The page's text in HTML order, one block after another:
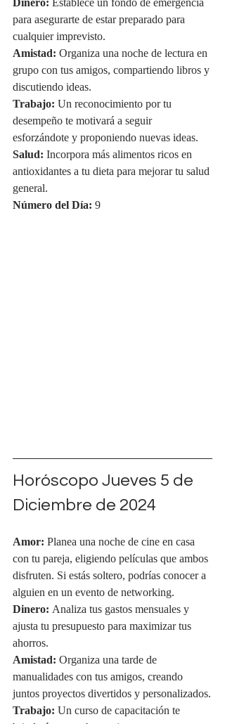
para asegurarte de estar preparado para
cualquier imprevisto.
Amistad: Organiza una noche de lectura en
grupo con tus amigos, compartiendo libros y
discutiendo ideas.
Trabajo: Un reconocimiento por tu
desempeño te motivará a seguir
esforzándote y proponiendo nuevas ideas.
Salud: Incorpora más alimentos ricos en
antioxidantes a tu dieta para mejorar tu salud
general.
Número del Día: 9
Horóscopo Jueves 5 de
Diciembre de 2024
Amor: Planea una noche de cine en casa
con tu pareja, eligiendo películas que ambos
disfruten. Si estás soltero, podrías conocer a
alguien en un evento de networking.
Dinero: Analiza tus gastos mensuales y
ajusta tu presupuesto para maximizar tus
ahorros.
Amistad: Organiza una tarde de
manualidades con tus amigos, creando
juntos proyectos divertidos y personalizados.
Trabajo: Un curso de capacitación te